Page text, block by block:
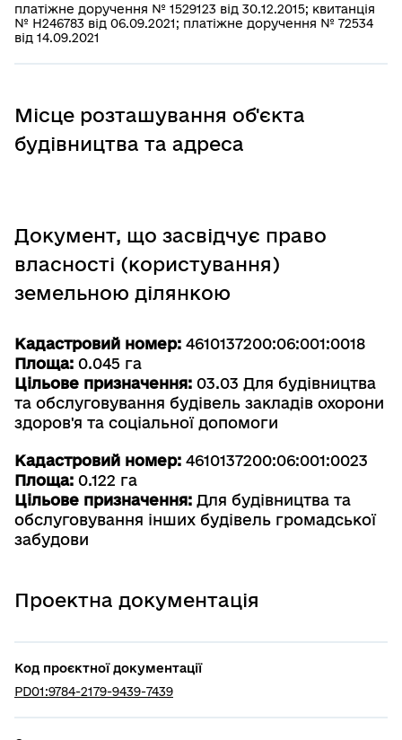
платіжне доручення № 1529123 від 30.12.2015; квитанція
№ Н246783 від 06.09.2021; платіжне доручення № 72534
від 14.09.2021
Місце розташування об'єкта
будівництва та адреса
Документ, що засвідчує право
власності (користування)
земельною ділянкою
Кадастровий номер: 4610137200:06:001:0018
Площа: 0.045 га
Цільове призначення: 03.03 Для будівництва
та обслуговування будівель закладів охорони
здоров'я та соціальної допомоги
Кадастровий номер: 4610137200:06:001:0023
Площа: 0.122 га
Цільове призначення: Для будівництва та
обслуговування інших будівель громадської
забудови
Проектна документація
Код проєктної документації
PD01:9784-2179-9439-7439